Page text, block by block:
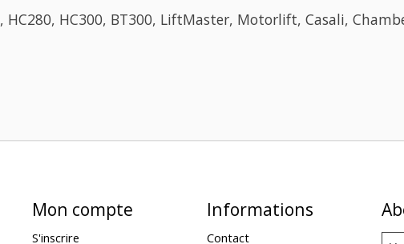
HC300, BT300, LiftMaster, Motorlift, Casali,
Mon compte
S'inscrire
Informations
Contact